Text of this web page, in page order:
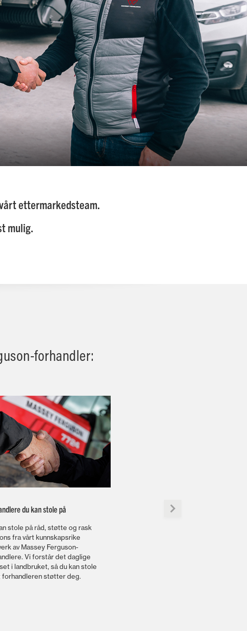
ettermarkedsteam.
mulig.
forhandler:
du kan stole på
stole på råd, støtte og rask
fra vårt kunnskapsrike
av Massey Ferguson-
Vi forstår det daglige
i landbruket, så du kan stole
forhandleren støtter deg.